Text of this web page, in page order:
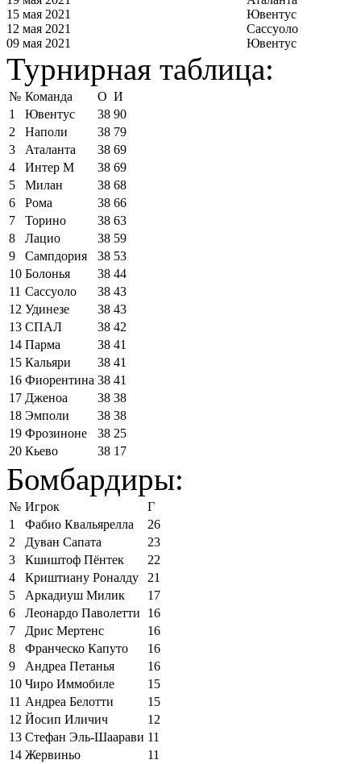
15 мая 2021
Ювентус
12 мая 2021
Сассуоло
09 мая 2021
Ювентус
Турнирная таблица:
№ Команда О И
1
Ювентус 38 90
2
Наполи 38 79
3
Аталанта 38 69
4
Интер М 38 69
5
Милан 38 68
6
Рома 38 66
7
Торино 38 63
8
Лацио 38 59
9
Сампдория 38 53
10 Болонья 38 44
11 Сассуоло 38 43
12 Удинезе 38 43
13 СПАЛ 38 42
14 Парма 38 41
15 Кальяри 38 41
16 Фиорентина 38 41
17 Дженоа 38 38
18 Эмполи 38 38
19 Фрозиноне 38 25
20 Кьево 38 17
Бомбардиры:
№ Игрок
Г
1
Фабио Квальярелла
26
2
Дуван Сапата
23
3
Кшиштоф Пёнтек
22
4
Криштиану Роналду
21
5
Аркадиуш Милик
17
6
Леонардо Паволетти
16
7
Дрис Мертенс
16
8
Франческо Капуто
16
9
Андреа Петанья
16
10 Чиро Иммобиле
15
11 Андреа Белотти
15
12 Йосип Иличич
12
13 Стефан Эль-Шаарави 11
14 Жервиньо
11